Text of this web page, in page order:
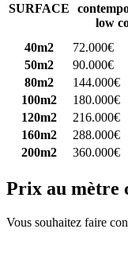
SURFACE
low
40m2
72.000€
50m2
90.000€
80m2
144.000€
100m2
180.000€
120m2
216.000€
160m2
288.000€
200m2
360.000€
Prix au mètre
Vous souhaitez faire